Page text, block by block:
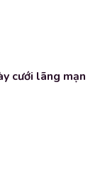
cưới lãng mạn